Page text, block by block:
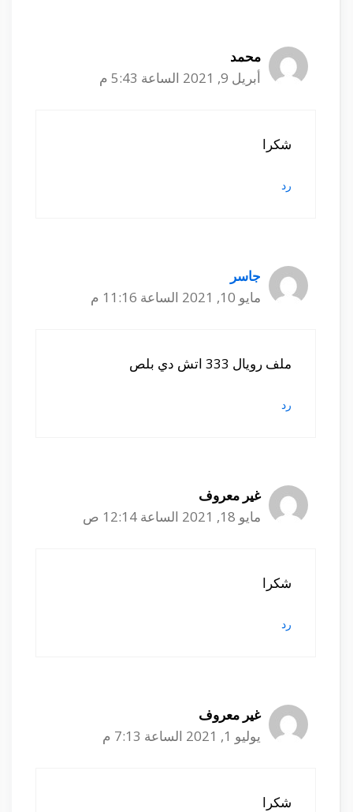
محمد
أبريل 9, 2021 الساعة 5:43 م
شكرا
رد
جاسر
مايو 10, 2021 الساعة 11:16 م
ملف رويال 333 اتش دي بلص
رد
غير معروف
مايو 18, 2021 الساعة 12:14 ص
شكرا
رد
غير معروف
يوليو 1, 2021 الساعة 7:13 م
شكرا